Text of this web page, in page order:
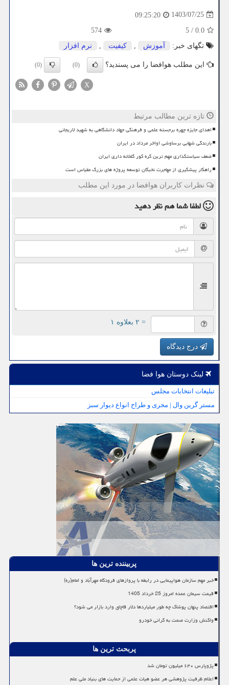
1403/07/25
09:25:20
0.0
/
5
574
تگهای خبر:
آموزش , كیفیت , نرم افزار
این مطلب هوافضا را می پسندید؟ (0)
(0)
X
تازه ترین مطالب مرتبط
اهدای جایزه چهره برجسته علمی و فرهنگی جهاد دانشگاهی به شهید لاریجانی
بارندگی شهابی برساوشی اواخر مرداد در ایران
ضعف سیاستگذاری مهم ترین گره کور گلخانه داری ایران
راهکار پیشگیری از مهاجرت نخبگان توسعه پروژه های بزرگ مقیاس است
نظرات کاربران هوافضا در مورد این مطلب
لطفا شما همنظر دهید
= ۲ بعلاوه ۱
درج دیدگاه
لینک دوستان هوا فضا
تبلیغات انتخابات مجلس
مستر گرین وال | مجری و طراح انواع دیوار سبز
پربیننده ترین ها
خبر مهم سازمان هواپیمایی در رابطه با پروازهای فرودگاه مهرآباد و امام(ره)
قیمت سیمان عمده امروز 25 خرداد 1405
اقتصاد پنهان پوشاک چه طور میلیاردها دلار قاچاق وارد بازار می شود؟
واکنش وزارت صمت به گرانی خودرو
پربحث ترین ها
پژوپارس ۶۴۰ میلیون تومان شد
اعلام ظرفیت پژوهشی هر عضو هیات علمی از حمایت های بنیاد ملی علم